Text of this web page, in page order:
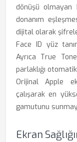
dönüşü olmayan
donanım
dijital olarak
Face ID yüz
Ayrıca True
parlaklığı
Orijinal Apple
çalışarak en
gamutunu
Ekran